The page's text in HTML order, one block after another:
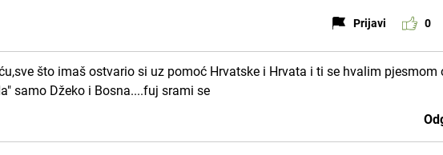
Prijavi 0
što imaš ostvario si uz pomoć Hrvatske i Hrvata i ti se hvalim pjesmom
samo Džeko i Bosna....fuj srami se